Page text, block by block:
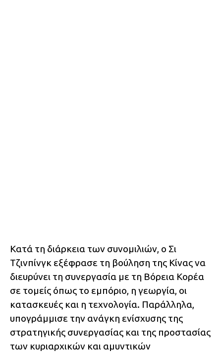
Κατά τη διάρκεια των συνομιλιών, ο Σι
Τζινπίνγκ εξέφρασε τη βούληση της Κίνας να
διευρύνει τη συνεργασία με τη Βόρεια Κορέα
σε τομείς όπως το εμπόριο, η γεωργία, οι
κατασκευές και η τεχνολογία. Παράλληλα,
υπογράμμισε την ανάγκη ενίσχυσης της
στρατηγικής συνεργασίας και της προστασίας
των κυριαρχικών και αμυντικών